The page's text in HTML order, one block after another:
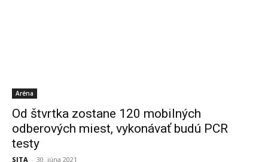
Aréna
Od štvrtka zostane 120 mobilných
odberových miest, vykonávať budú PCR
testy
SITA - 30. júna 2021